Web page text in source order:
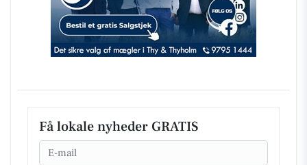
Få lokale nyheder GRATIS
Email